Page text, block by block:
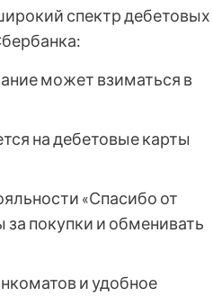
спектр дебетовых
может взиматься в
на дебетовые карты
«Спасибо от
за покупки и обменивать
и удобное